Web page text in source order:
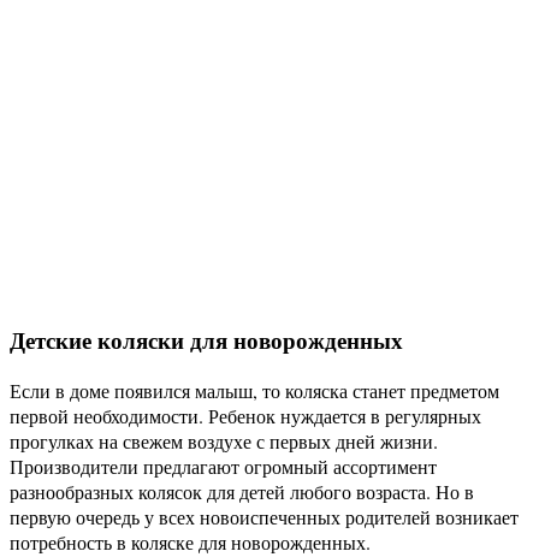
Детские коляски для новорожденных
Если в доме появился малыш, то коляска станет предметом
первой необходимости. Ребенок нуждается в регулярных
прогулках на свежем воздухе с первых дней жизни.
Производители предлагают огромный ассортимент
разнообразных колясок для детей любого возраста. Но в
первую очередь у всех новоиспеченных родителей возникает
потребность в коляске для новорожденных.